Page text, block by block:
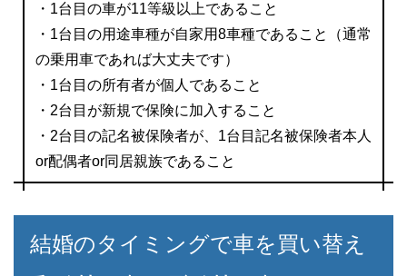
・1台目の車が11等級以上であること
・1台目の用途車種が自家用8車種であること（通常
の乗用車であれば大丈夫です）
・1台目の所有者が個人であること
・2台目が新規で保険に加入すること
・2台目の記名被保険者が、1台目記名被保険者本人
or配偶者or同居親族であること
結婚のタイミングで車を買い替え